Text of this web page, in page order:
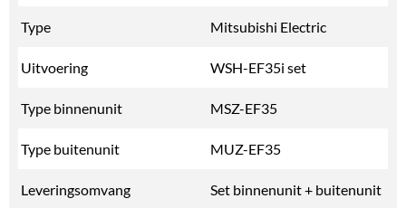
Type Mitsubishi Electric
Uitvoering WSH-EF35i set
Type binnenunit MSZ-EF35
Type buitenunit MUZ-EF35
Leveringsomvang Set binnenunit + buitenunit